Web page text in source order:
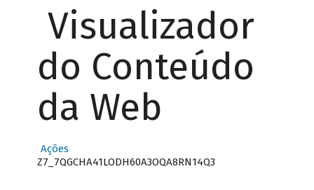
Visualizador
do Conteúdo
da Web
Ações
Z7_7QGCHA41LODH60A3OQA8RN14Q3